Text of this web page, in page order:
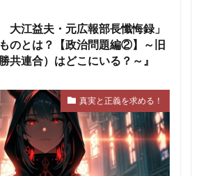
大江益夫・元広報部長懺悔録」
のとは？【政治問題編②】～旧
共連合）はどこにいる？～』
真実と正義を求める！